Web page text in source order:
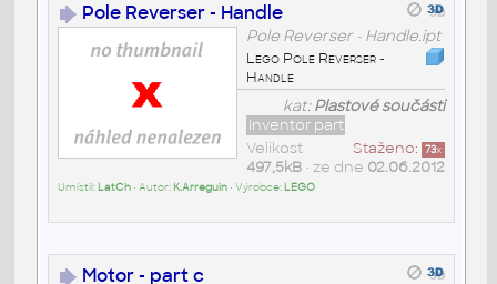
Pole Reverser - Handle
Pole Reverser - Handle.ipt
Lego Pole Reverser -
Handle
kat:Plastové součásti
Inventor part
Staženo: 73x
Velikost
497,5kB• ze dne 02.06.2012
Umístil: LatCh• Autor: K.Arreguin• Výrobce: LEGO
Motor - part c